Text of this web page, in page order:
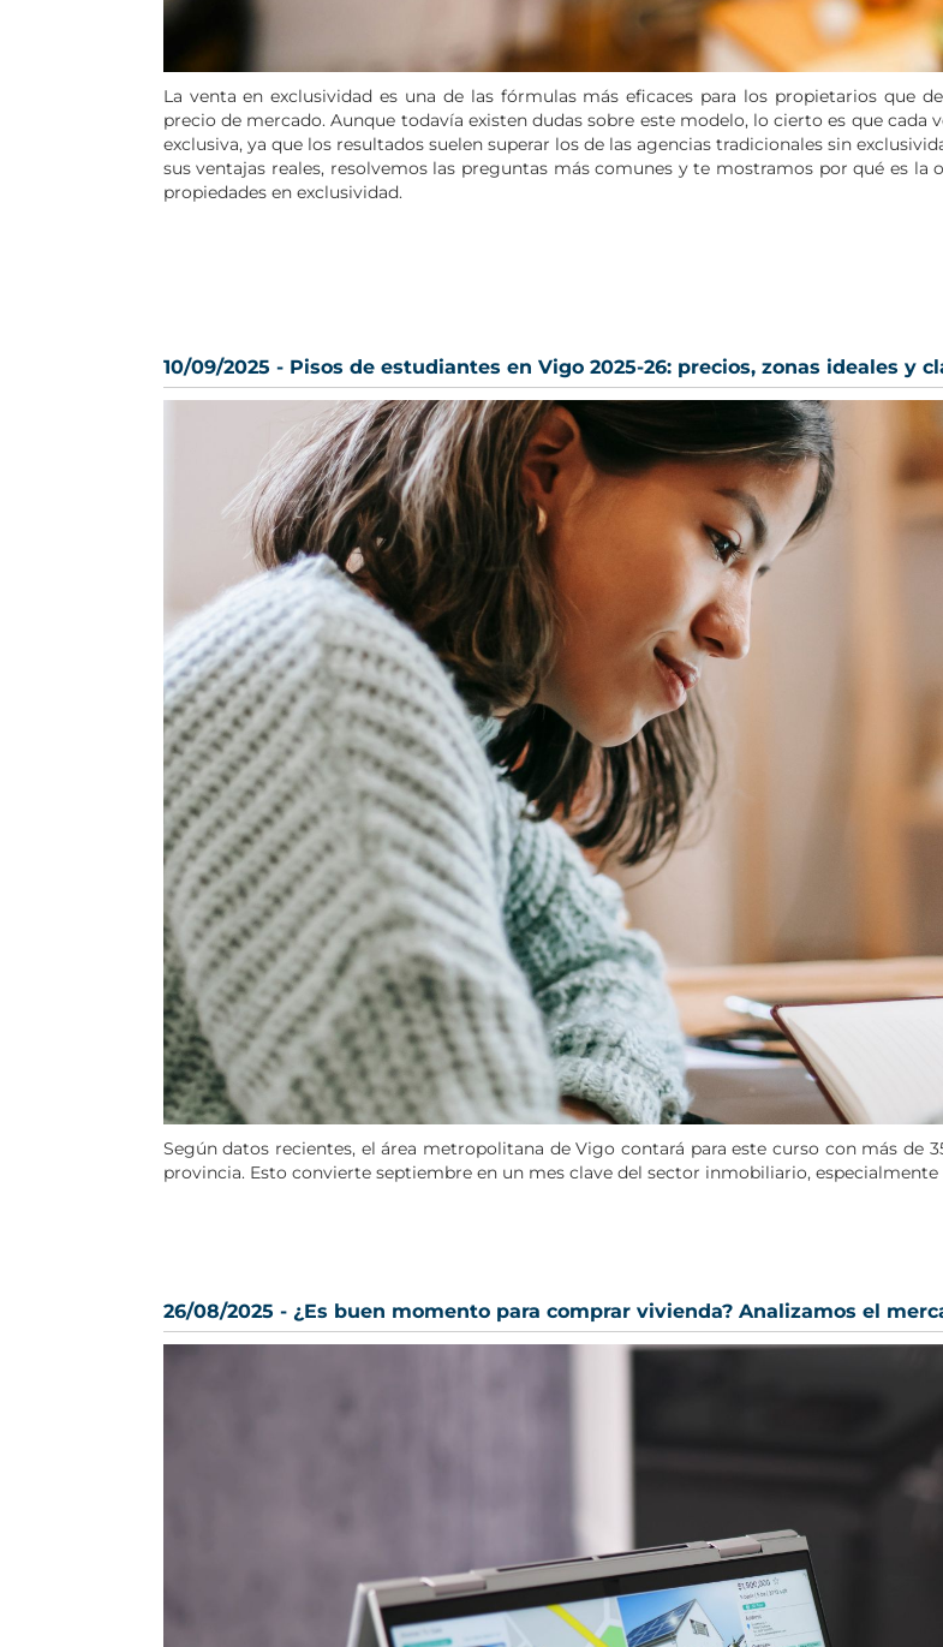
La venta en exclusividad es una de las fórmulas más eficaces para los propietarios que
precio de mercado. Aunque todavía existen dudas sobre este modelo, lo cierto es que cada
exclusiva, ya que los resultados suelen superar los de las agencias tradicionales sin
sus ventajas reales, resolvemos las preguntas más comunes y te mostramos por qué es la
propiedades en exclusividad.
10/09/2025 - Pisos de estudiantes en Vigo 2025-26: precios, zonas ideales y
Según datos recientes, el área metropolitana de Vigo contará para este curso con más
provincia. Esto convierte septiembre en un mes clave del sector inmobiliario, especialmente
26/08/2025 - ¿Es buen momento para comprar vivienda? Analizamos el